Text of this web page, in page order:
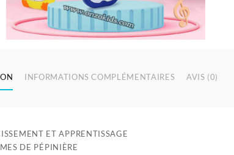
INFORMATIONS COMPLÉMENTAIRES AVIS (0)
ET APPRENTISSAGE
DE PÉPINIÈRE